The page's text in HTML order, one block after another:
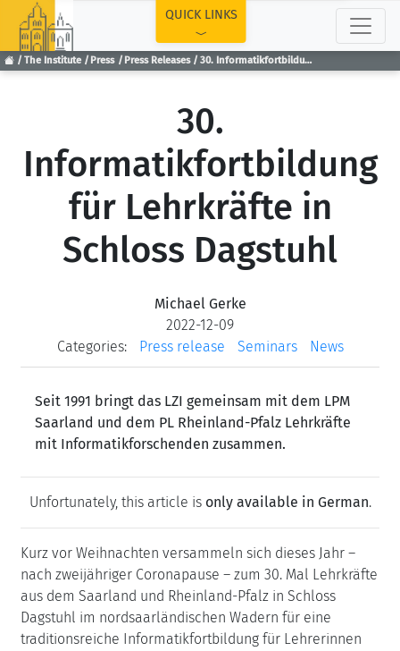
The Institute Press Press Releases 30. Informatikfortbildung für Lehrkräfte in Schloss Dagstuhl
QUICK LINKS
30.
Informatikfortbildung
für Lehrkräfte in
Schloss Dagstuhl
Michael Gerke
2022-12-09
Categories:
Press release Seminars News
Seit 1991 bringt das LZI gemeinsam mit dem LPM
Saarland und dem PL Rheinland-Pfalz Lehrkräfte
mit Informatikforschenden zusammen.
Unfortunately, this article is only available in German.
Kurz vor Weihnachten versammeln sich dieses Jahr –
nach zweijähriger Coronapause – zum 30. Mal Lehrkräfte
aus dem Saarland und Rheinland-Pfalz in Schloss
Dagstuhl im nordsaarländischen Wadern für eine
traditionsreiche Informatikfortbildung für Lehrerinnen